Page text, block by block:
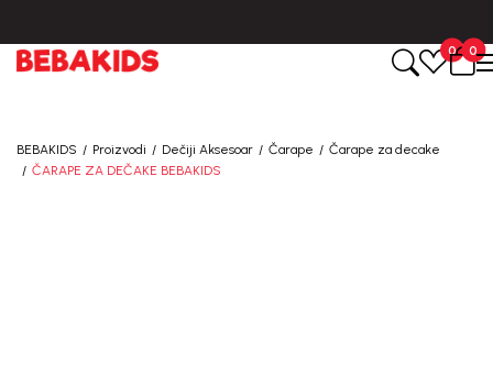
0
0
BEBAKIDS Proizvodi Dečiji Aksesoar Čarape
Čarape za decake
ČARAPE ZA DEČAKE BEBAKIDS